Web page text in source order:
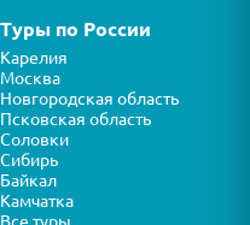
Туры по России
Карелия
Москва
Новгородская область
Псковская область
Соловки
Сибирь
Байкал
Камчатка